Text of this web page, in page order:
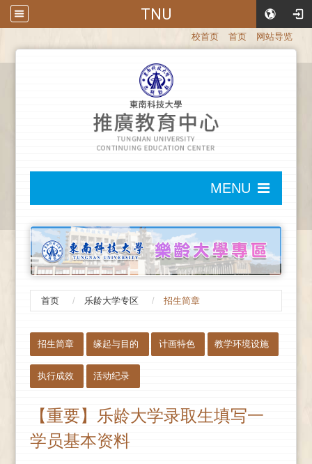
TNU
校首页 首页 网站导览
MENU
首页 乐龄大学专区 招生简章
招生简章 缘起与目的 计画特色 教学环境设施
执行成效 活动纪录
【重要】乐龄大学录取生填写一
学员基本资料